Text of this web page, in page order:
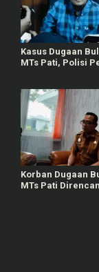
Kasus Dugaan
MTs Pati, Polisi
Korban Dugaan
MTs Pati